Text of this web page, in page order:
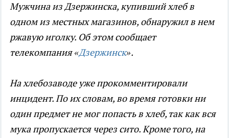
Мужчина из Дзержинска, купивший хлеб в
одном из местных магазинов, обнаружил в нем
ржавую иголку. Об этом сообщает
телекомпания «Дзержинск».
На хлебозаводе уже прокомментировали
инцидент. По их словам, во время готовки ни
один предмет не мог попасть в хлеб, так как вся
мука пропускается через сито. Кроме того, на